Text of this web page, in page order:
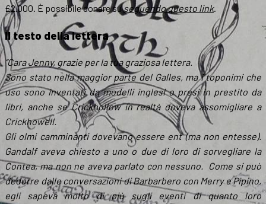
£2.000. È possibile donare suseguendo questo link.
Il testo della lettera
“Cara Jenny, grazie per la tua graziosa lettera.
Sono stato nella maggior parte del Galles, ma i toponimi che
uso sono inventati da modelli inglesi o presi in prestito da
libri, anche se Crickhollow in realtà doveva assomigliare a
Crickhowell.
Gli olmi camminanti dovevano essere ent (ma non entesse).
Gandalf aveva chiesto a uno o due di loro di sorvegliare la
Contea, ma non ne aveva parlato con nessuno. Come si può
dedurre dalle conversazioni di Barbarbero con Merry e Pipino,
egli sapeva molto di più sugli eventi di quanto loro